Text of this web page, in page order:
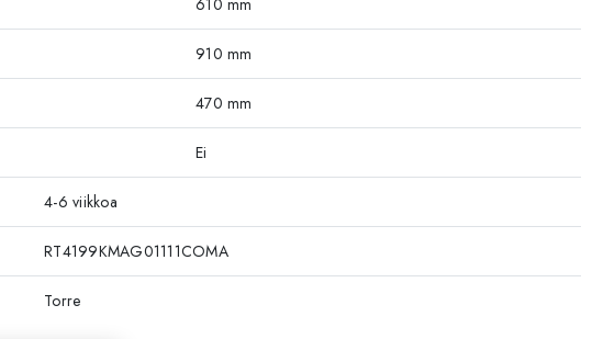
910 mm
470 mm
Ei
4-6 viikkoa
RT4199KMAG01111COMA
Torre